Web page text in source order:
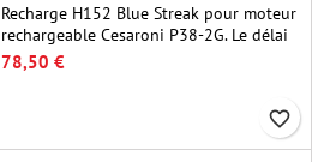
Recharge H152 Blue Streak pour moteur
rechargeable Cesaroni P38-2G. Le délai
de 15 secondes est réglable via l'outil
ProDAT 38
78,50 €
favorite_border